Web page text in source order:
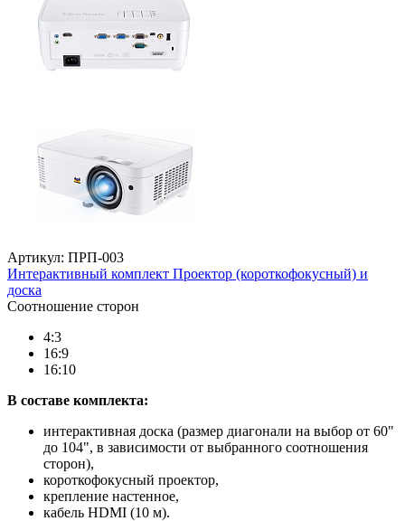
Артикул: ПРП-003
Интерактивный комплект Проектор (короткофокусный) и
доска
Соотношение сторон
4:3
16:9
16:10
В составе комплекта:
интерактивная доска (размер диагонали на выбор от 60"
до 104", в зависимости от выбранного соотношения
сторон),
короткофокусный проектор,
крепление настенное,
кабель HDMI (10 м).